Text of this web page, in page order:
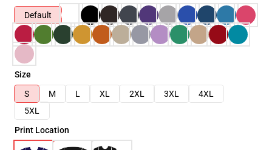
Default
Size
S
M L XL 2XL 3XL
4XL
5XL
Print Location